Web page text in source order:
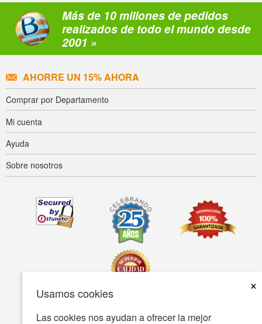
Usamos cookies
×
Las cookies nos ayudan a ofrecer la mejor
Más de 10 millones de pedidos
realizados de todo el mundo desde
2001 »
AHORRE UN 15% AHORA
Comprar por Departamento
Mi cuenta
Ayuda
Sobre nosotros
Accesibilidad Condiciones de uso Política de privacidad